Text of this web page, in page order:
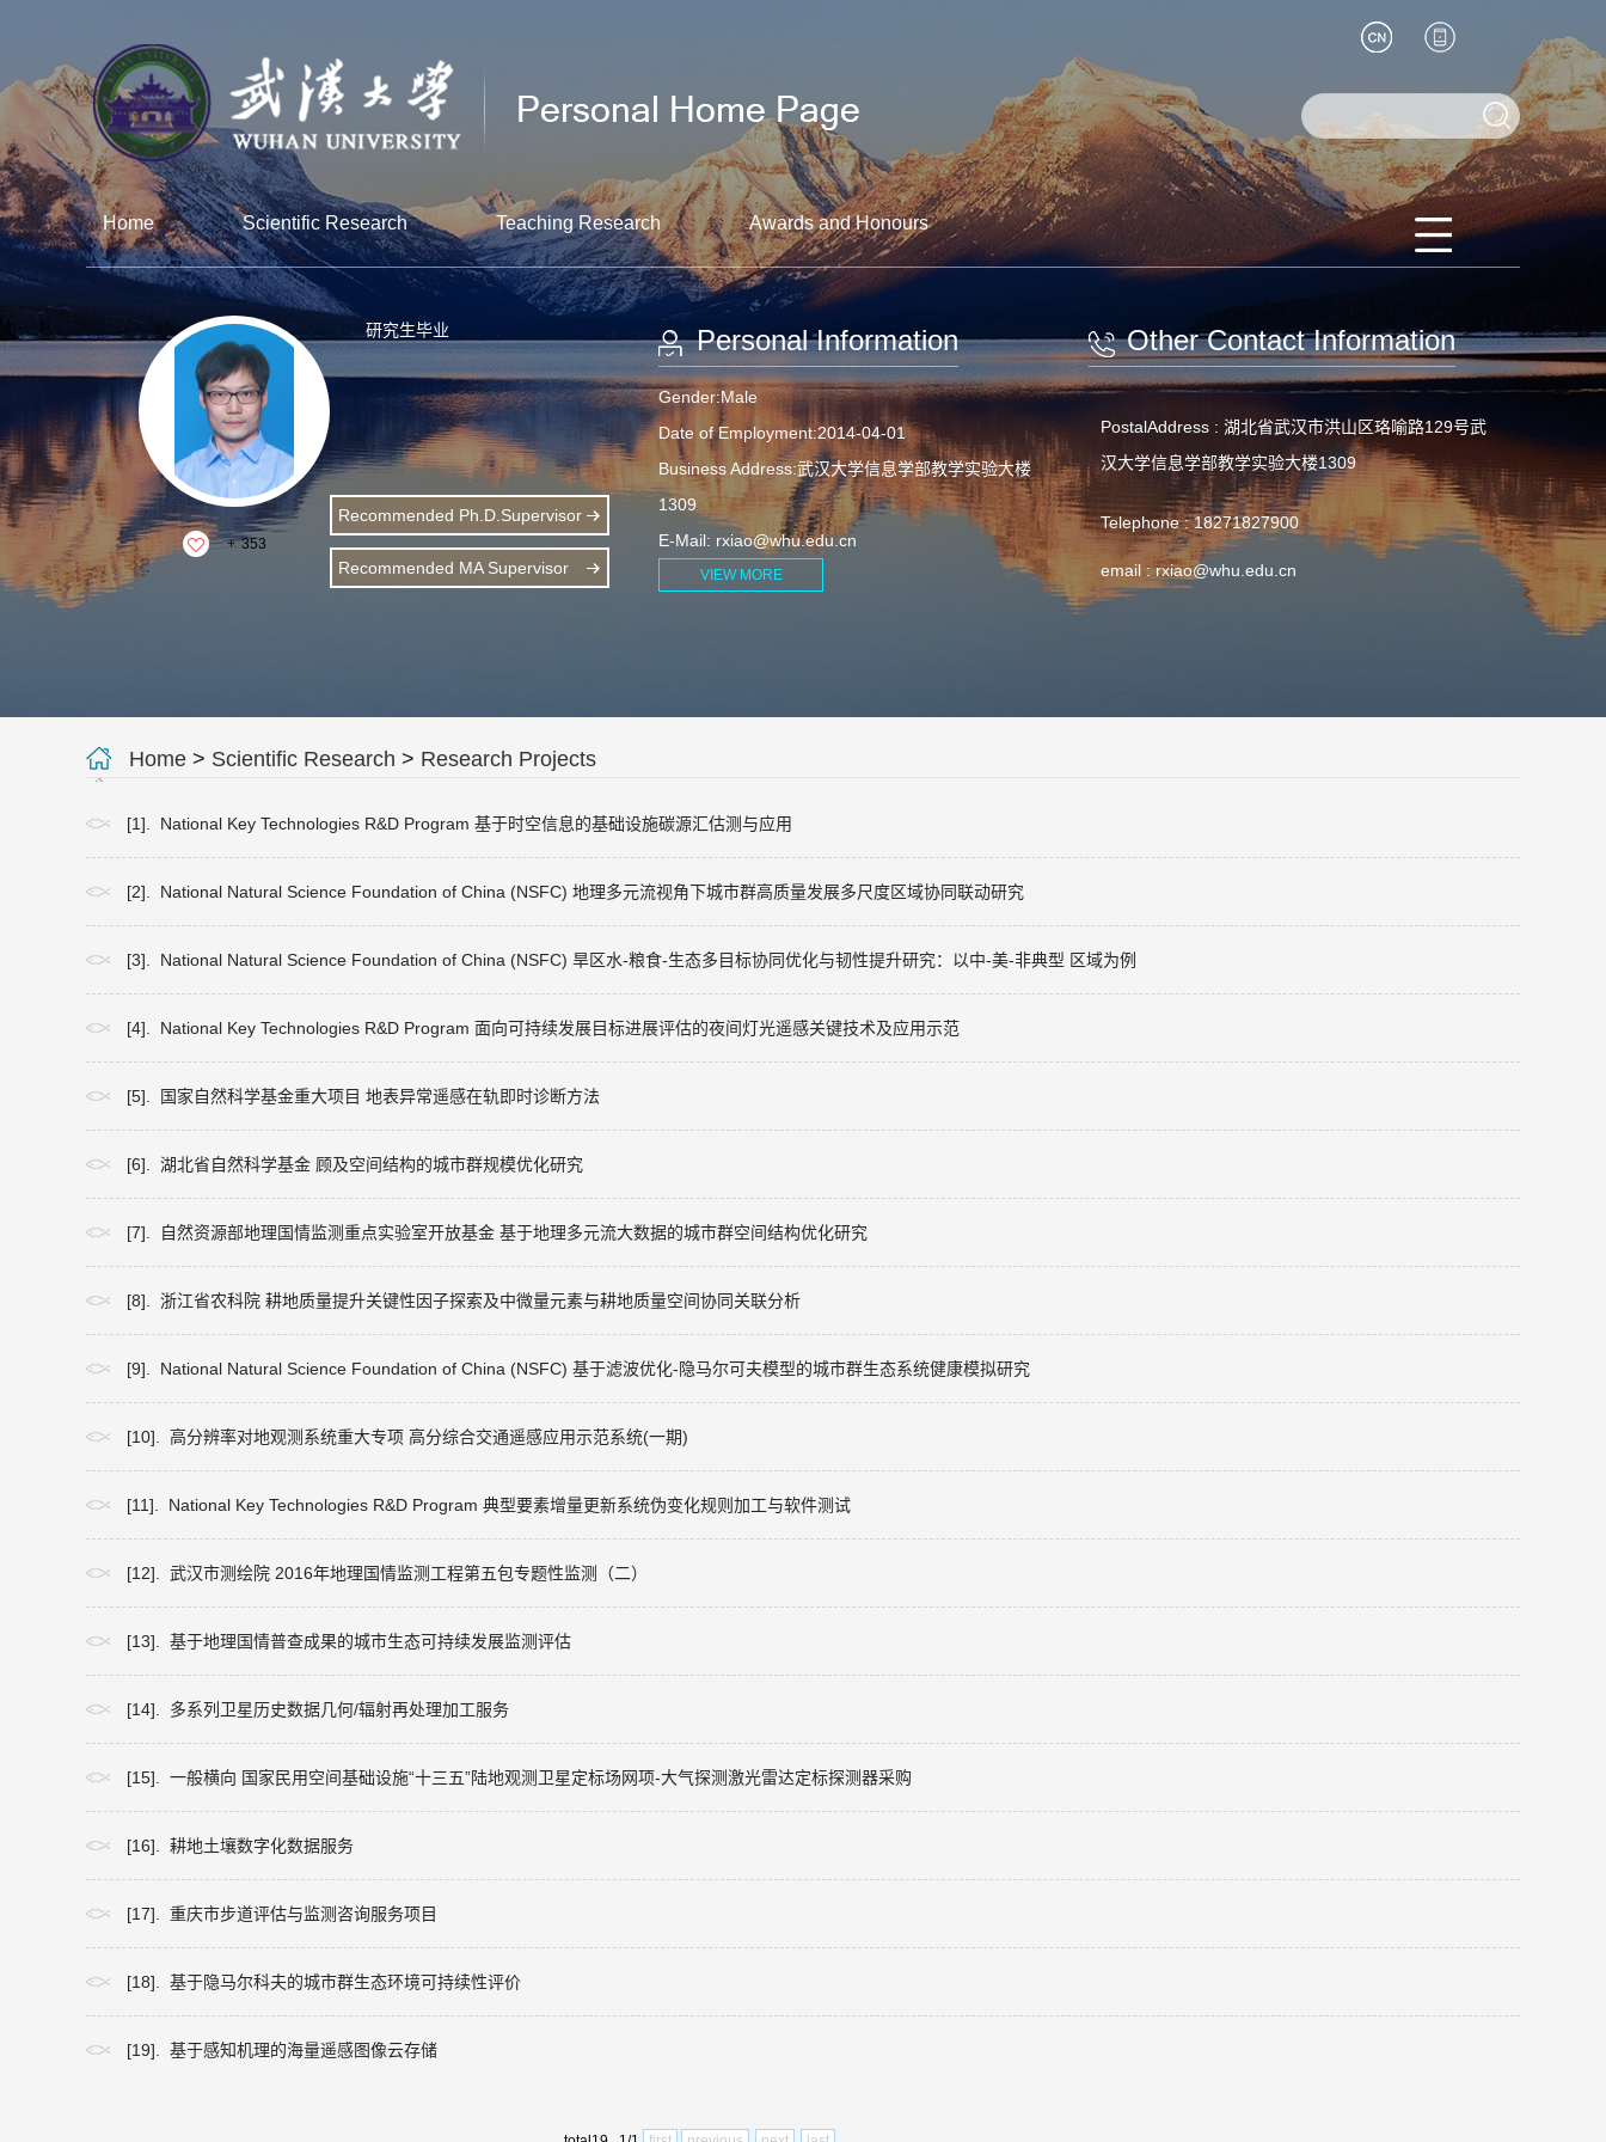
Home Scientific Research Teaching Research Awards and Honours
+ 353
研究生毕业
Recommended Ph.D.Supervisor
Recommended MA Supervisor
Personal Information
Gender:Male
Date of Employment:2014-04-01
Business Address:武汉大学信息学部教学实验大楼
1309
E-Mail: rxiao@whu.edu.cn
VIEW MORE
Other Contact Information
PostalAddress : 湖北省武汉市洪山区珞喻路129号武
汉大学信息学部教学实验大楼1309
Telephone :18271827900
email :rxiao@whu.edu.cn
Home > Scientific Research > Research Projects
[1]. National Key Technologies R&D Program 基于时空信息的基础设施碳源汇估测与应用
[2]. National Natural Science Foundation of China (NSFC) 地理多元流视角下城市群高质量发展多尺度区域协同联动研究
[3]. National Natural Science Foundation of China (NSFC) 旱区水-粮食-生态多目标协同优化与韧性提升研究：以中-美-非典型 区域为例
[4]. National Key Technologies R&D Program 面向可持续发展目标进展评估的夜间灯光遥感关键技术及应用示范
[5]. 国家自然科学基金重大项目 地表异常遥感在轨即时诊断方法
[6]. 湖北省自然科学基金 顾及空间结构的城市群规模优化研究
[7]. 自然资源部地理国情监测重点实验室开放基金 基于地理多元流大数据的城市群空间结构优化研究
[8]. 浙江省农科院 耕地质量提升关键性因子探索及中微量元素与耕地质量空间协同关联分析
[9]. National Natural Science Foundation of China (NSFC) 基于滤波优化-隐马尔可夫模型的城市群生态系统健康模拟研究
[10]. 高分辨率对地观测系统重大专项 高分综合交通遥感应用示范系统(一期)
[11]. National Key Technologies R&D Program 典型要素增量更新系统伪变化规则加工与软件测试
[12]. 武汉市测绘院 2016年地理国情监测工程第五包专题性监测（二）
[13]. 基于地理国情普查成果的城市生态可持续发展监测评估
[14]. 多系列卫星历史数据几何/辐射再处理加工服务
[15]. 一般横向 国家民用空间基础设施“十三五”陆地观测卫星定标场网项-大气探测激光雷达定标探测器采购
[16]. 耕地土壤数字化数据服务
[17]. 重庆市步道评估与监测咨询服务项目
[18]. 基于隐马尔科夫的城市群生态环境可持续性评价
[19]. 基于感知机理的海量遥感图像云存储